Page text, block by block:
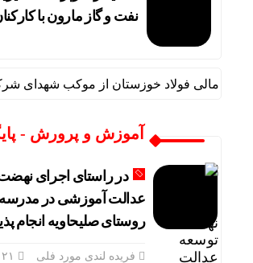
نفت و گاز مارون با
و مالی فولاد خوزستان از موکب شهدای شرکت
آموزش و پرورش -
در راستای اجرای
روستای صلیحاویه انجام
فریده لندی مورد فلی